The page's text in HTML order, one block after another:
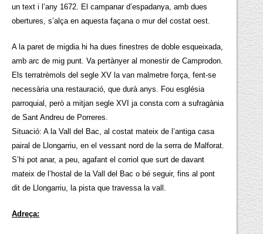
un text i l’any 1672. El campanar d’espadanya, amb dues
obertures, s’alça en aquesta façana o mur del costat oest.
A la paret de migdia hi ha dues finestres de doble esqueixada,
amb arc de mig punt. Va pertànyer al monestir de Camprodon.
Els terratrèmols del segle XV la van malmetre força, fent-se
necessària una restauració, que durà anys. Fou església
parroquial, però a mitjan segle XVI ja consta com a sufragània
de Sant Andreu de Porreres.
Situació: A la Vall del Bac, al costat mateix de l’antiga casa
pairal de Llongarriu, en el vessant nord de la serra de Malforat.
S’hi pot anar, a peu, agafant el corriol que surt de davant
mateix de l’hostal de la Vall del Bac o bé seguir, fins al pont
dit de Llongarriu, la pista que travessa la vall.
Adreça: